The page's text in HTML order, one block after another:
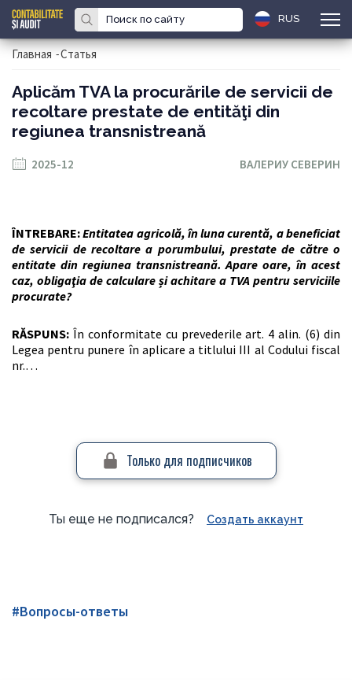
RUS
Главная -Статья
Aplicăm TVA la procurările de servicii de
recoltare prestate de entităţi din
regiunea transnistreană
2025-12 ВАЛЕРИУ СЕВЕРИН
ÎNTREBARE:Entitatea agricolă, în luna curentă, a beneficiat
de servicii de recoltare a porumbului, prestate de către o
entitate din regiunea transnistreană. Apare oare, în acest
caz, obligaţia de calculare și achitare a TVA pentru serviciile
procurate?
RĂSPUNS: În conformitate cu prevederile art. 4 alin. (6) din
Legea pentru punere în aplicare a titlului III al Codului fiscal
nr.…
Только для подписчиков
Ты еще не подписался? Создать аккаунт
#Вопросы-ответы